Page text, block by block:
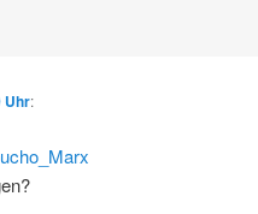
Uhr: